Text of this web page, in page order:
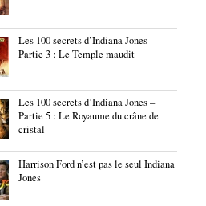
Les 100 secrets d’Indiana Jones –
Partie 3 : Le Temple maudit
Les 100 secrets d’Indiana Jones –
Partie 5 : Le Royaume du crâne de
cristal
Harrison Ford n’est pas le seul Indiana
Jones